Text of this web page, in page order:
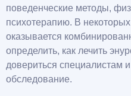
поведенческие методы,
психотерапию. В
оказывается
определить, как лечить
довериться специалистам
обследование.